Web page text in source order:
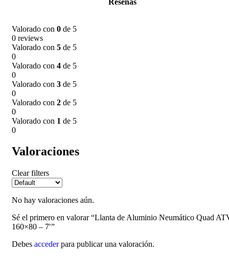
Valorado con 0 de 5
0 reviews
Valorado con 5 de 5
0
Valorado con 4 de 5
0
Valorado con 3 de 5
0
Valorado con 2 de 5
0
Valorado con 1 de 5
0
Valoraciones
Clear filters
No hay valoraciones aún.
Sé el primero en valorar “Llanta de Aluminio Neumático Quad
160×80 – 7′”
Debes accederpara publicar una valoración.